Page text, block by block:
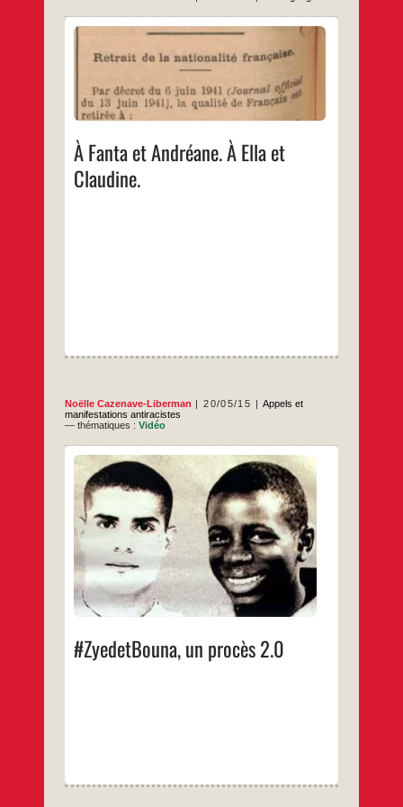
À Fanta et Andréane. À Ella et
Claudine.
plusieurs jours seules en zone d’attente
pour personnes en instance (Zapi) « où sont
habituellement placés les sans-papiers qui
ne sont pas admis à entrer en France. »
…
Noëlle Cazenave-Liberman 20/05/15
Appels et
manifestations antiracistes
— thématiques :Vidéo
#ZyedetBouna, un procès 2.0
Le live-tweet du procès
#ZyedetBouna
, mis
en scène et retranscrit par des artistes et
personnalités venu.e.s d’horizons divers.
Sur une idée originale de Noëlle Cazenave.
Un film de : Sihame Assbague, Noëlle
Cazenave et Elsa Gresh.